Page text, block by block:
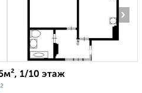
›
1/10 этаж